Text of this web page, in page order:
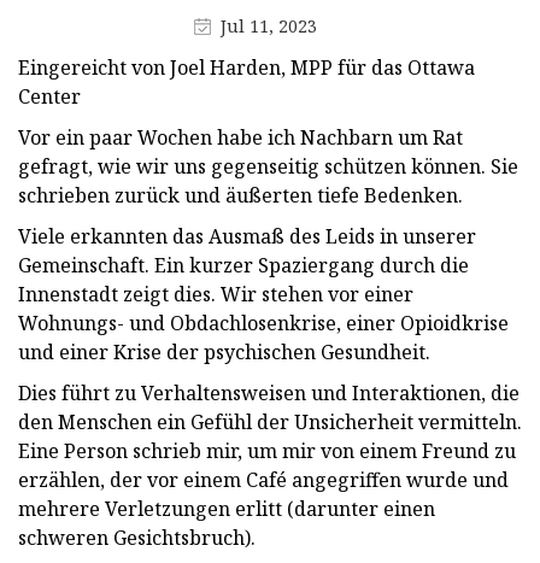
Jul 11, 2023
Eingereicht von Joel Harden, MPP für das Ottawa
Center
Vor ein paar Wochen habe ich Nachbarn um Rat
gefragt, wie wir uns gegenseitig schützen können. Sie
schrieben zurück und äußerten tiefe Bedenken.
Viele erkannten das Ausmaß des Leids in unserer
Gemeinschaft. Ein kurzer Spaziergang durch die
Innenstadt zeigt dies. Wir stehen vor einer
Wohnungs- und Obdachlosenkrise, einer Opioidkrise
und einer Krise der psychischen Gesundheit.
Dies führt zu Verhaltensweisen und Interaktionen, die
den Menschen ein Gefühl der Unsicherheit vermitteln.
Eine Person schrieb mir, um mir von einem Freund zu
erzählen, der vor einem Café angegriffen wurde und
mehrere Verletzungen erlitt (darunter einen
schweren Gesichtsbruch).